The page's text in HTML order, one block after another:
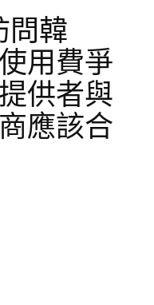
問韓
用費爭
供者與
應該合